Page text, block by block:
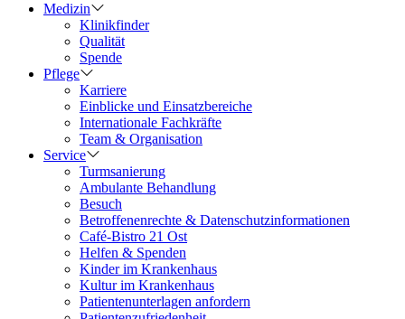
Medizin
Klinikfinder
Qualität
Spende
Pflege
Karriere
Einblicke und Einsatzbereiche
Internationale Fachkräfte
Team & Organisation
Service
Turmsanierung
Ambulante Behandlung
Besuch
Betroffenenrechte & Datenschutzinformationen
Café-Bistro 21 Ost
Helfen & Spenden
Kinder im Krankenhaus
Kultur im Krankenhaus
Patientenunterlagen anfordern